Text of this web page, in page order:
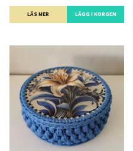
LÄS MER LÄGG I KORGEN